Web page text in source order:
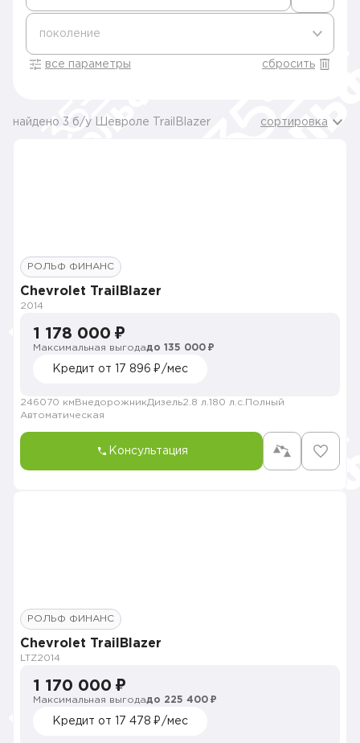
поколение
все параметры сбросить
найдено 3 б/у Шевроле TrailBlazer сортировка
РОЛЬФ ФИНАНС
Chevrolet TrailBlazer
2014
1 178 000 ₽
Максимальная выгодадо 135 000 ₽
Кредит от 17 896 ₽/мес
246070 км ВнедорожникДизель2.8 л. 180 л.с. Полный
Автоматическая
Консультация
РОЛЬФ ФИНАНС
Chevrolet TrailBlazer
LTZ2014
1 170 000 ₽
Максимальная выгодадо 225 400 ₽
Кредит от 17 478 ₽/мес